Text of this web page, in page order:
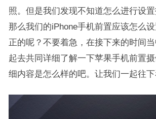
照。但是我们发现不知道怎么进行设置
那么我们的iPhone手机前置应该怎么
正的呢？不要着急，在接下来的时间
起去共同详细了解一下苹果手机前置
细内容是怎么样的吧。让我们一起往下